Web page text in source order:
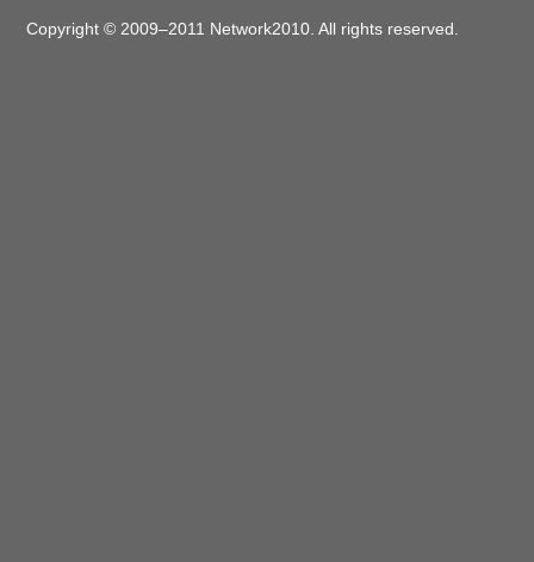
Copyright © 2009–2011 Network2010. All rights reserved.